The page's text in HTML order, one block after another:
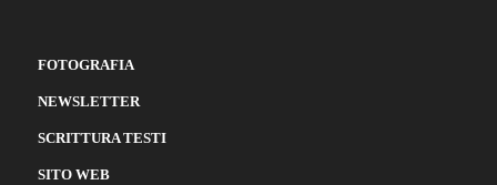
FOTOGRAFIA
NEWSLETTER
SCRITTURA TESTI
SITO WEB